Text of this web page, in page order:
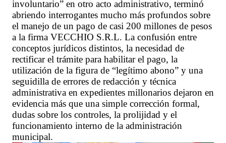
involuntario” en otro acto administrativo, terminó
abriendo interrogantes mucho más profundos sobre
el manejo de un pago de casi 200 millones de pesos
a la firma VECCHIO S.R.L. La confusión entre
conceptos jurídicos distintos, la necesidad de
rectificar el trámite para habilitar el pago, la
utilización de la figura de “legítimo abono” y una
seguidilla de errores de redacción y técnica
administrativa en expedientes millonarios dejaron en
evidencia más que una simple corrección formal,
dudas sobre los controles, la prolijidad y el
funcionamiento interno de la administración
municipal.